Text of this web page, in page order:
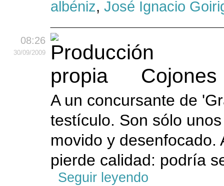
albéniz, José Ignacio
08:26
30/09/2009
Cojones
A un concursante de
testículo. Son sólo
movido y desenfocado.
pierde calidad: podría
Seguir leyendo